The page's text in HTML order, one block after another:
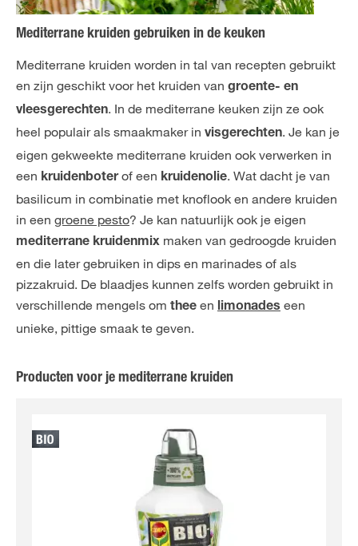
Mediterrane kruiden gebruiken in de keuken
Mediterrane kruiden worden in tal van recepten gebruikt
en zijn geschikt voor het kruiden van groente- en
vleesgerechten. In de mediterrane keuken zijn ze ook
heel populair als smaakmaker in visgerechten. Je kan je
eigen gekweekte mediterrane kruiden ook verwerken in
een kruidenboterof een kruidenolie. Wat dacht je van
basilicum in combinatie met knoflook en andere kruiden
in een groene pesto? Je kan natuurlijk ook je eigen
mediterrane kruidenmix maken van gedroogde kruiden
en die later gebruiken in dips en marinades of als
pizzakruid. De blaadjes kunnen zelfs worden gebruikt in
verschillende mengels om thee en limonades een
unieke, pittige smaak te geven.
Producten voor je mediterrane kruiden